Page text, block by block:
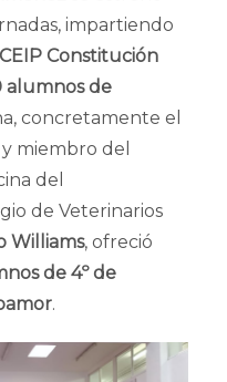
impartiendo
CEIP Constitución
alumnos de
concretamente el
miembro del
del
de Veterinarios
Williams, ofreció
de 4º de
.